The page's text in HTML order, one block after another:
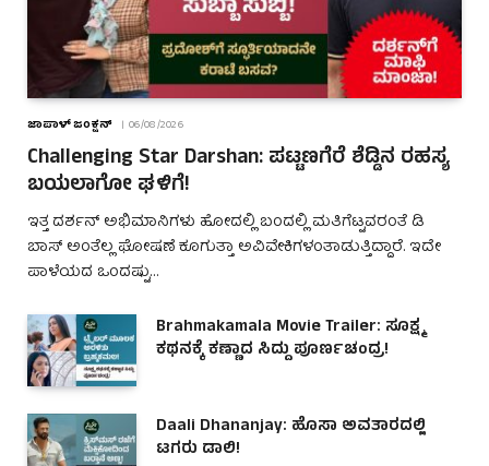
ಜಾಪಾಳ್ ಜಂಕ್ಷನ್ 06/08/2026
Challenging Star Darshan: ಪಟ್ಟಣಗೆರೆ ಶೆಡ್ಡಿನ ರಹಸ್ಯ
ಬಯಲಾಗೋ ಘಳಿಗೆ!
ಇತ್ತ ದರ್ಶನ್ ಅಭಿಮಾನಿಗಳು ಹೋದಲ್ಲಿ ಬಂದಲ್ಲಿ ಮತಿಗೆಟ್ಟವರಂತೆ ಡಿ
ಬಾಸ್ ಅಂತೆಲ್ಲ ಘೋಷಣೆ ಕೂಗುತ್ತಾ ಅವಿವೇಕಿಗಳಂತಾಡುತ್ತಿದ್ದಾರೆ. ಇದೇ
ಪಾಳೆಯದ ಒಂದಷ್ಟು…
Brahmakamala Movie Trailer: ಸೂಕ್ಷ್ಮ
ಕಥನಕ್ಕೆ ಕಣ್ಣಾದ ಸಿದ್ದು ಪೂರ್ಣಚಂದ್ರ!
Daali Dhananjay: ಹೊಸಾ ಅವತಾರದಲ್ಲಿ
ಟಗರು ಡಾಲಿ!